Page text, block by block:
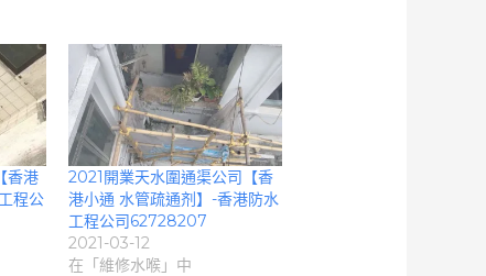
香港
程公
2021開業天水圍通渠公司【香
港小通 水管疏通剂】-香港防水
工程公司62728207
2021-03-12
在「維修水喉」中